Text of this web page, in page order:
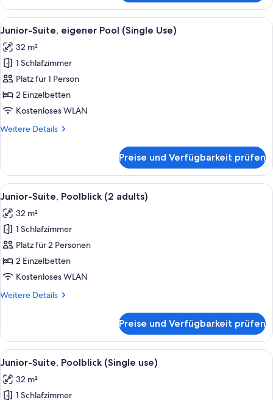
Suite,
eigener
Pool
adults)
Alle
Fotos
für
Junior-
Suite,
eigener
Pool
Use)
Ein Poolbereich mit zwei
7
Junior-Suite, eigener Pool (Single Use)
32 m²
1 Schlafzimmer
Platz für 1 Person
2 Einzelbetten
Kostenloses WLAN
Weitere Details
Weitere
Suite,
eigener
Pool
Use)
Preise und Verfügbarkeit prüfen
Alle
Fotos
für
Junior-
Suite,
Poolblick
(2
anzeigen
Ein modernes Hotelzimmer mit
5
Junior-Suite, Poolblick (2 adults)
32 m²
1 Schlafzimmer
Platz für 2 Personen
2 Einzelbetten
Kostenloses WLAN
Weitere Details
Weitere
Suite,
Poolblick
(2
Preise und Verfügbarkeit prüfen
Alle
Fotos
für
Ein modernes Hotelzimmer mit
5
Junior-Suite, Poolblick (Single use)
32 m²
1 Schlafzimmer